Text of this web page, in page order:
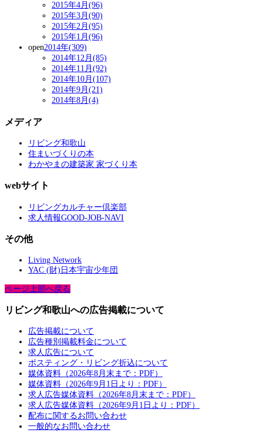
2015年4月(96)
2015年3月(90)
2015年2月(95)
2015年1月(96)
open2014年(309)
2014年12月(85)
2014年11月(92)
2014年10月(107)
2014年9月(21)
2014年8月(4)
メディア
リビング和歌山
住まいづくりの本
わかやまの建築家 家づくり本
webサイト
リビングカルチャー倶楽部
求人情報GOOD-JOB-NAVI
その他
Living Network
YAC (財)日本宇宙少年団
ページ上部へ戻る
リビング和歌山への広告掲載について
広告掲載について
広告種別掲載料金について
求人広告について
ポスティング・リビング折込について
媒体資料（2026年8月末まで：PDF）
媒体資料（2026年9月1日より：PDF）
求人広告媒体資料（2026年8月末まで：PDF）
求人広告媒体資料（2026年9月1日より：PDF）
配布に関するお問い合わせ
一般的なお問い合わせ